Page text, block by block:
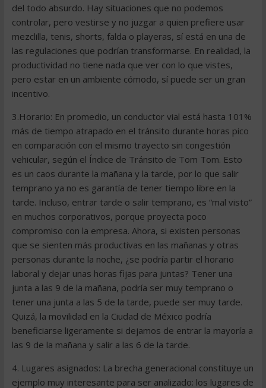
del todo absurdo. Hay situaciones que no podemos
controlar, pero vestirse y no juzgar a quien prefiere usar
mezclilla, tenis, shorts, falda o playeras, sí está en una de
las regulaciones que podrían transformarse. En realidad, la
productividad no tiene nada que ver con lo que vistes,
pero estar en un ambiente cómodo, sí puede ser un gran
incentivo.
3.Horario: En promedio, un conductor vial está hasta 101%
más de tiempo atrapado en el tránsito durante horas pico
en comparación con el mismo trayecto sin congestión
vehicular, según el Índice de Tránsito de Tom Tom. Esto
es un caos durante la mañana y la tarde, por lo que salir
temprano ya no es garantía de tener tiempo libre en la
tarde. Incluso, entrar tarde o salir temprano, es “mal visto”
en muchos corporativos, porque proyecta poco
compromiso con la empresa. Ahora, si existen personas
que se sienten más productivas en las mañanas y otras
personas durante la noche, ¿se podría partir el horario
laboral y dejar unas horas fijas para juntas? Tener una
junta a las 9 de la mañana, podría ser muy temprano o
tener una junta a las 5 de la tarde, puede ser muy tarde.
Quizá, la movilidad en la Ciudad de México podría
beneficiarse ligeramente si dejamos de entrar la mayoría a
las 9 de la mañana y salir a las 6 de la tarde.
4. Lugares asignados: La brecha generacional constituye un
ejemplo muy interesante para ser analizado: los lugares de